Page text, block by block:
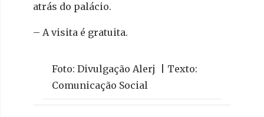
atrás do palácio.
– A visita é gratuita.
Foto: Divulgação Alerj | Texto:
Comunicação Social